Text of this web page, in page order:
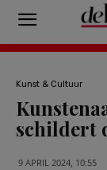
Kunst & Cultuur
schildert
9 APRIL 2024, 10:55